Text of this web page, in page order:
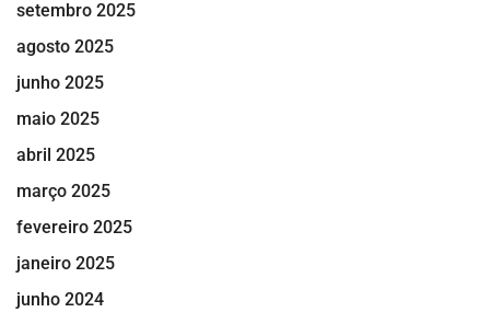
setembro 2025
agosto 2025
junho 2025
maio 2025
abril 2025
março 2025
fevereiro 2025
janeiro 2025
junho 2024